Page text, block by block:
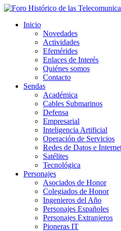
Inicio
Novedades
Actividades
Efemérides
Enlaces de Interés
Quiénes somos
Contacto
Sendas
Académica
Cables Submarinos
Defensa
Empresarial
Inteligencia Artificial
Operación de Servicios
Redes de Datos e
Satélites
Tecnológica
Personajes
Asociados de Honor
Colegiados de Honor
Ingenieros del Año
Personajes Españoles
Personajes Extranjeros
Pioneras IT